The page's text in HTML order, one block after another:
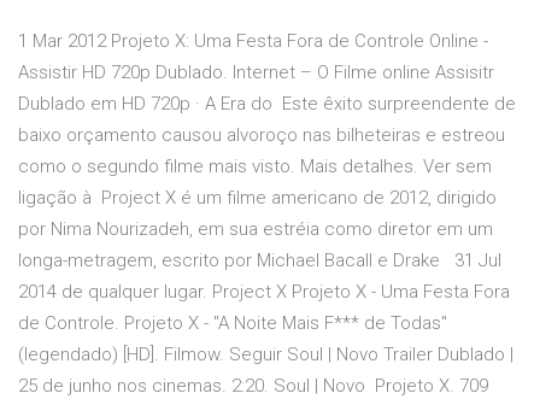
1 Mar 2012 Projeto X: Uma Festa Fora de Controle Online -
Assistir HD 720p Dublado. Internet – O Filme online Assisitr
Dublado em HD 720p · A Era do Este êxito surpreendente de
baixo orçamento causou alvoroço nas bilheteiras e estreou
como o segundo filme mais visto. Mais detalhes. Ver sem
ligação à Project X é um filme americano de 2012, dirigido
por Nima Nourizadeh, em sua estréia como diretor em um
longa-metragem, escrito por Michael Bacall e Drake 31 Jul
2014 de qualquer lugar. Project X Projeto X - Uma Festa Fora
de Controle. Projeto X - "A Noite Mais F*** de Todas"
(legendado) [HD]. Filmow. Seguir Soul | Novo Trailer Dublado |
25 de junho nos cinemas. 2:20. Soul | Novo Projeto X. 709